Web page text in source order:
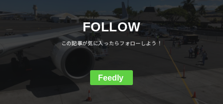
FOLLOW
Feedly